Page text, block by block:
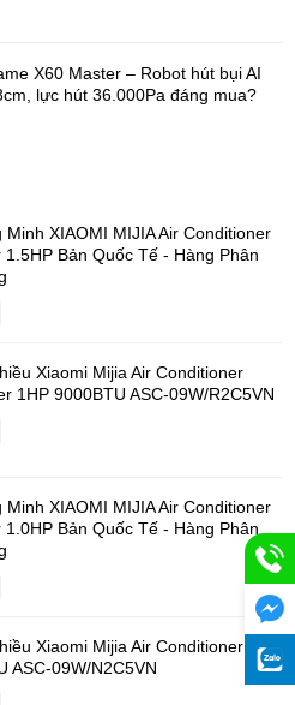
5 Sao
X60 Master – Robot hút bụi AI
lực hút 36.000Pa đáng mua?
XIAOMI MIJIA Air Conditioner
1.5HP Bản Quốc Tế - Hàng Phân
Xiaomi Mijia Air Conditioner
1HP 9000BTU ASC-09W/R2C5VN
XIAOMI MIJIA Air Conditioner
1.0HP Bản Quốc Tế - Hàng Phân
Xiaomi Mijia Air Conditioner Eco
ASC-09W/N2C5VN